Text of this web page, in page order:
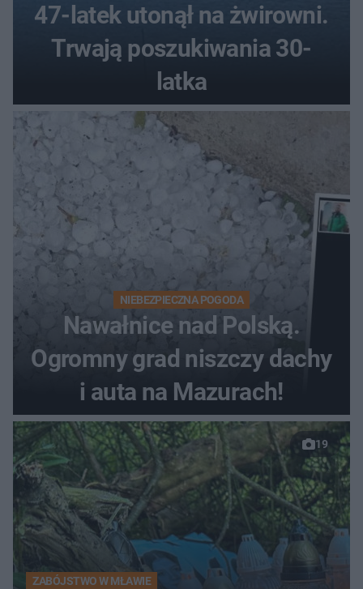
47-latek utonął na żwirowni.
Trwają poszukiwania 30-
latka
NIEBEZPIECZNA POGODA
Nawałnice nad Polską.
Ogromny grad niszczy dachy
i auta na Mazurach!
19
ZABÓJSTWO W MŁAWIE